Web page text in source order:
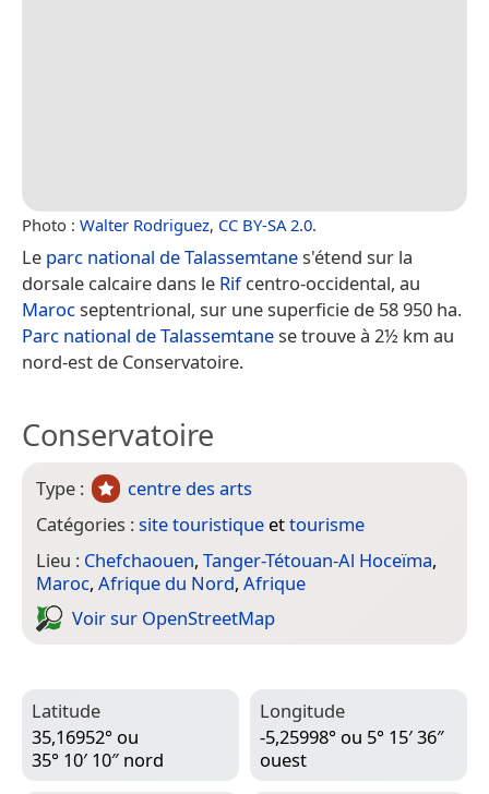
Photo : Walter Rodriguez, CC BY-SA 2.0.
Le parc national de Talassemtanes'étend sur la
dorsale calcaire dans le Rifcentro-occidental, au
Marocseptentrional, sur une superficie de 58 950 ha.
Parc national de Talassemtanese trouve à 2½ km au
nord-est de Conservatoire.
Conservatoire
Type :
centre des arts
Catégories :site touristique ettourisme
Lieu : Chefchaouen, Tanger-Tétouan-Al Hoceïma,
Maroc, Afrique du Nord, Afrique
Voir sur Open­Street­Map
Latitude
35,16952° ou
35° 10′ 10″ nord
Longitude
-5,25998° ou 5° 15′ 36″
ouest